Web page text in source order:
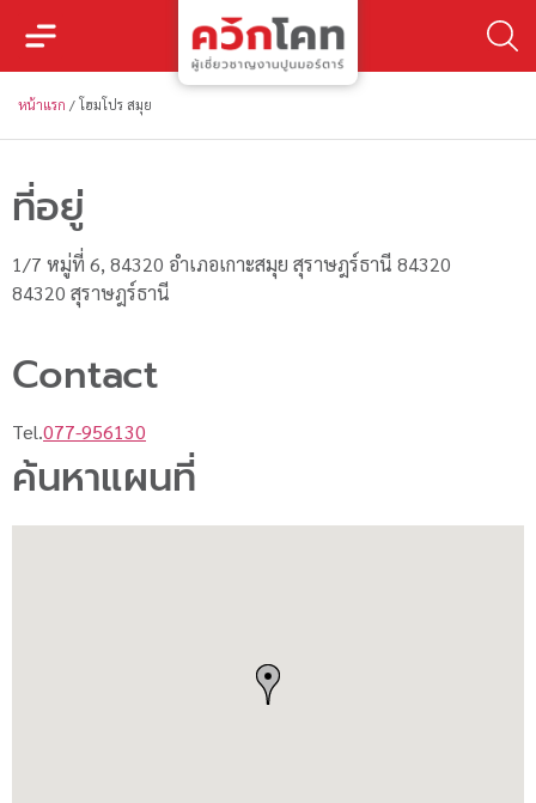
หน้าแรก / โฮมโปร สมุย
ที่อยู่
1/7 หมู่ที่ 6, 84320 อำเภอเกาะสมุย สุราษฎร์ธานี 84320
84320 สุราษฎร์ธานี
Contact
Tel.077-956130
ค้นหาแผนที่